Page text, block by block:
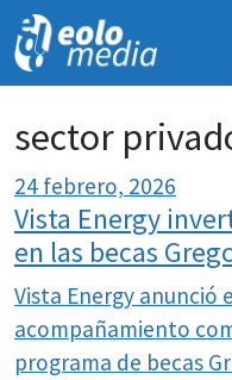
sector
24 febrero, 2026
Vista Energy
en las becas
Vista Energy anunció
acompañamiento
programa de becas